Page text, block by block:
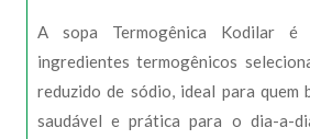
A sopa Termogênica Kodilar é
ingredientes termogênicos
reduzido de sódio, ideal para quem
saudável e prática para o dia-a-